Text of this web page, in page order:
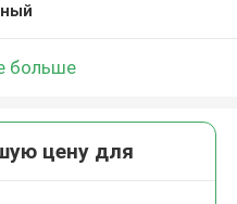
больше
цену для